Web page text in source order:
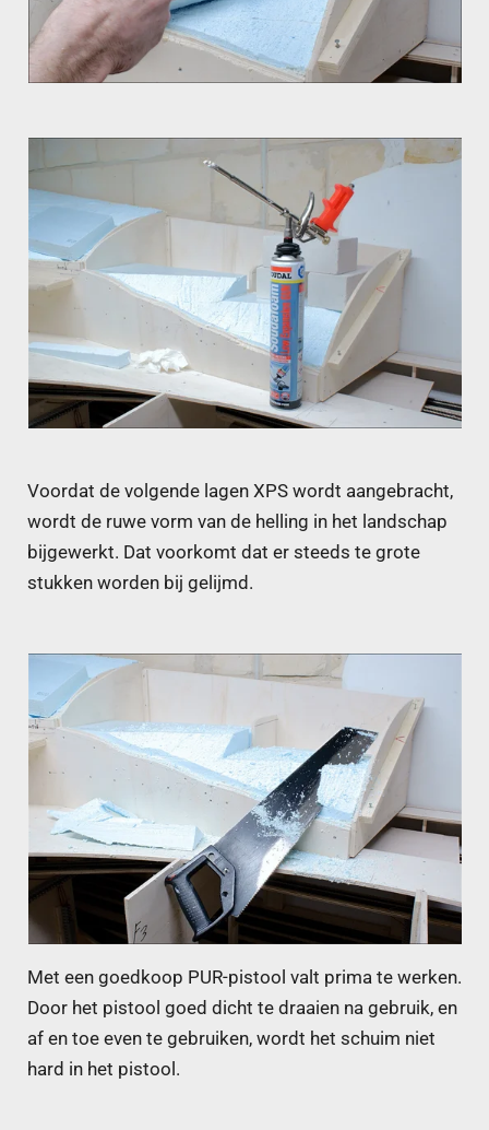
Voordat de volgende lagen XPS wordt aangebracht,
wordt de ruwe vorm van de helling in het landschap
bijgewerkt. Dat voorkomt dat er steeds te grote
stukken worden bij gelijmd.
Met een goedkoop PUR-pistool valt prima te werken.
Door het pistool goed dicht te draaien na gebruik, en
af en toe even te gebruiken, wordt het schuim niet
hard in het pistool.